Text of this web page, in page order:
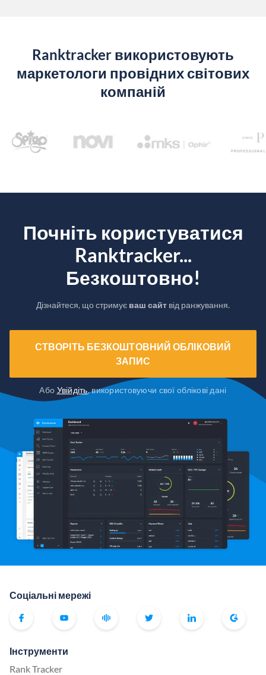
Ranktracker використовують
маркетологи провідних світових
компаній
Почніть користуватися
Ranktracker...
Безкоштовно!
Дізнайтеся, що стримує ваш сайт від ранжування.
СТВОРІТЬ БЕЗКОШТОВНИЙ ОБЛІКОВИЙ
ЗАПИС
Або Увійдіть, використовуючи свої облікові дані
Соціальні мережі
Інструменти
Rank Tracker